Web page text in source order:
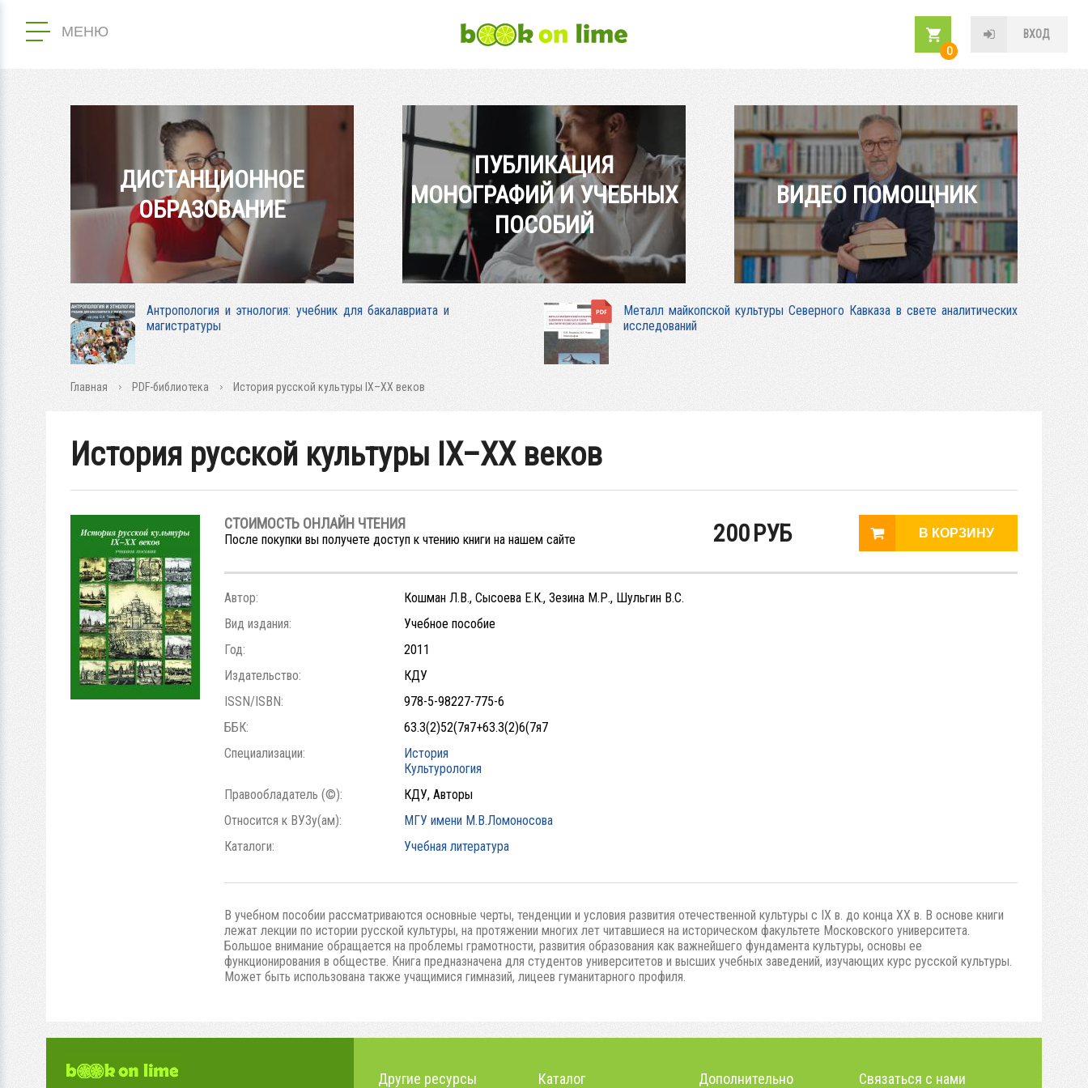
МЕНЮ
ВХОД
0
ДИСТАНЦИОННОЕ
ОБРАЗОВАНИЕ
ПУБЛИКАЦИЯ
МОНОГРАФИЙ И УЧЕБНЫХ
ПОСОБИЙ
ВИДЕО ПОМОЩНИК
Антропология и этнология: учебник для бакалавриата и
магистратуры
Металл майкопской культуры Северного Кавказа в свете аналитических
исследований
Главная PDF-библиотека История русской культуры IX–XX веков
История русской культуры IX–XX веков
СТОИМОСТЬ ОНЛАЙН ЧТЕНИЯ
После покупки вы получете доступ к чтению книги на нашем сайте 200РУБ
Автор:
Кошман Л.В., Сысоева Е.К., Зезина М.Р., Шульгин В.С.
Вид издания:
Учебное пособие
Год:
2011
Издательство:
КДУ
ISSN/ISBN:
978-5-98227-775-6
ББК:
63.3(2)52(7я7+63.3(2)6(7я7
Специализации:
История
Культурология
Правообладатель (©):
КДУ, Авторы
Относится к ВУЗу(ам):
МГУ имени М.В.Ломоносова
Каталоги:
Учебная литература
В учебном пособии рассматриваются основные черты, тенденции и условия развития отечественной культуры с IX в. до конца XX в. В основе книги
лежат лекции по истории русской культуры, на протяжении многих лет читавшиеся на историческом факультете Московского университета.
Большое внимание обращается на проблемы грамотности, развития образования как важнейшего фундамента культуры, основы ее
функционирования в обществе. Книга предназначена для студентов университетов и высших учебных заведений, изучающих курс русской культуры.
Может быть использована также учащимися гимназий, лицеев гуманитарного профиля.
Другие ресурсы Каталог Дополнительно Связаться с нами